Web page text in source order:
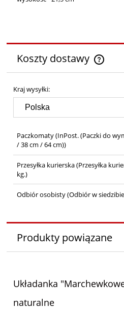
Koszty dostawy
Cena nie zawiera ewentualnych
Kraj wysyłki:
Paczkomaty(InPost. (Paczki do
/ 38 cm / 64 cm))
Przesyłka kurierska(Przesyłka
kg.)
Odbiór osobisty(Odbiór w
Produkty powiązane
Układanka
naturalne